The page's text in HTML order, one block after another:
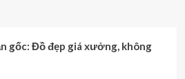
gốc: Đồ đẹp giá xưởng, không